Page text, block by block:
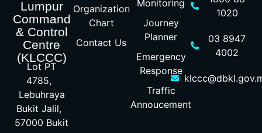
Lumpur
Command
& Control
Centre
(KLCCC)
Lot PT
4785,
Lebuhraya
Bukit Jalil,
57000 Bukit
Organization
Chart
Contact Us
Monitoring
Journey
Planner
Emergency
Response
Traffic
Annoucement
1020
03 8947
4002